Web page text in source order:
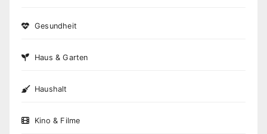
Gesundheit
Haus & Garten
Haushalt
Kino & Filme